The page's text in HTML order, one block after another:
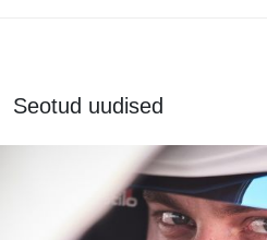
Seotud uudised